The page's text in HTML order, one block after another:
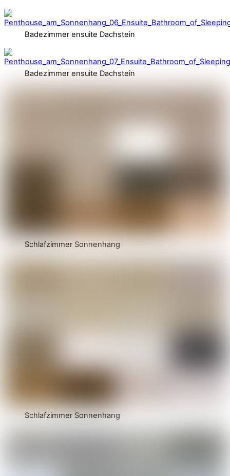
Badezimmer ensuite Dachstein
Badezimmer ensuite Dachstein
Schlafzimmer Sonnenhang
Schlafzimmer Sonnenhang